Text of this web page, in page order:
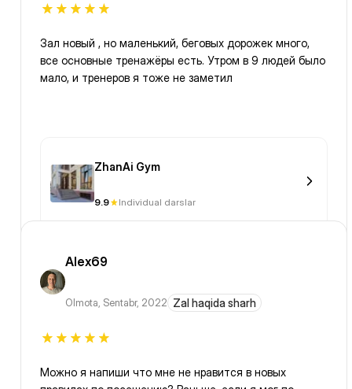
Зал новый , но маленький, беговых дорожек много,
все основные тренажёры есть. Утром в 9 людей было
мало, и тренеров я тоже не заметил
ZhanAi Gym
9.9 Individual darslar
Alex69
Olmota, Sentabr, 2022 Zal haqida sharh
Можно я напиши что мне не нравится в новых